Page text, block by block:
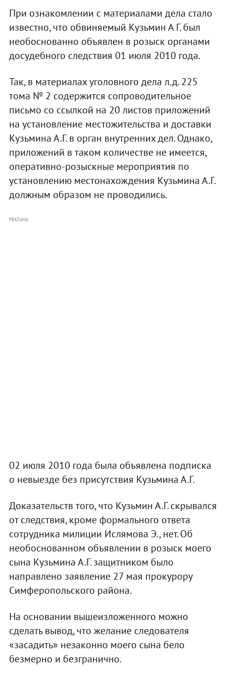
При ознакомлении с материалами дела стало
известно, что обвиняемый Кузьмин А Г. был
необоснованно объявлен в розыск органами
досудебного следствия 01 июля 2010 года.
Так, в материалах уголовного дела л.д. 225
тома № 2 содержится сопроводительное
письмо со ссылкой на 20 листов приложений
на установление местожительства и доставки
Кузьмина А.Г. в орган внутренних дел. Однако,
приложений в таком количестве не имеется,
оперативно-розыскные мероприятия по
установлению местонахождения Кузьмина А.Г.
должным образом не проводились.
РЕКЛАМА
02 июля 2010 года была объявлена подписка
о невыезде без присутствия Кузьмина А.Г.
Доказательств того, что Кузьмин А.Г. скрывался
от следствия, кроме формального ответа
сотрудника милиции Ислямова Э., нет. Об
необоснованном объявлении в розыск моего
сына Кузьмина А.Г. защитником было
направлено заявление 27 мая прокурору
Симферопольского района.
На основании вышеизложенного можно
сделать вывод, что желание следователя
«засадить» незаконно моего сына бело
безмерно и безгранично.